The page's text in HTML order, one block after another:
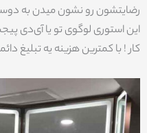
رضایتشون رو نشون میدن به
این استوری لوگوی تو یا آی‌دی
کار ! با کمترین هزینه یه تبلیغ